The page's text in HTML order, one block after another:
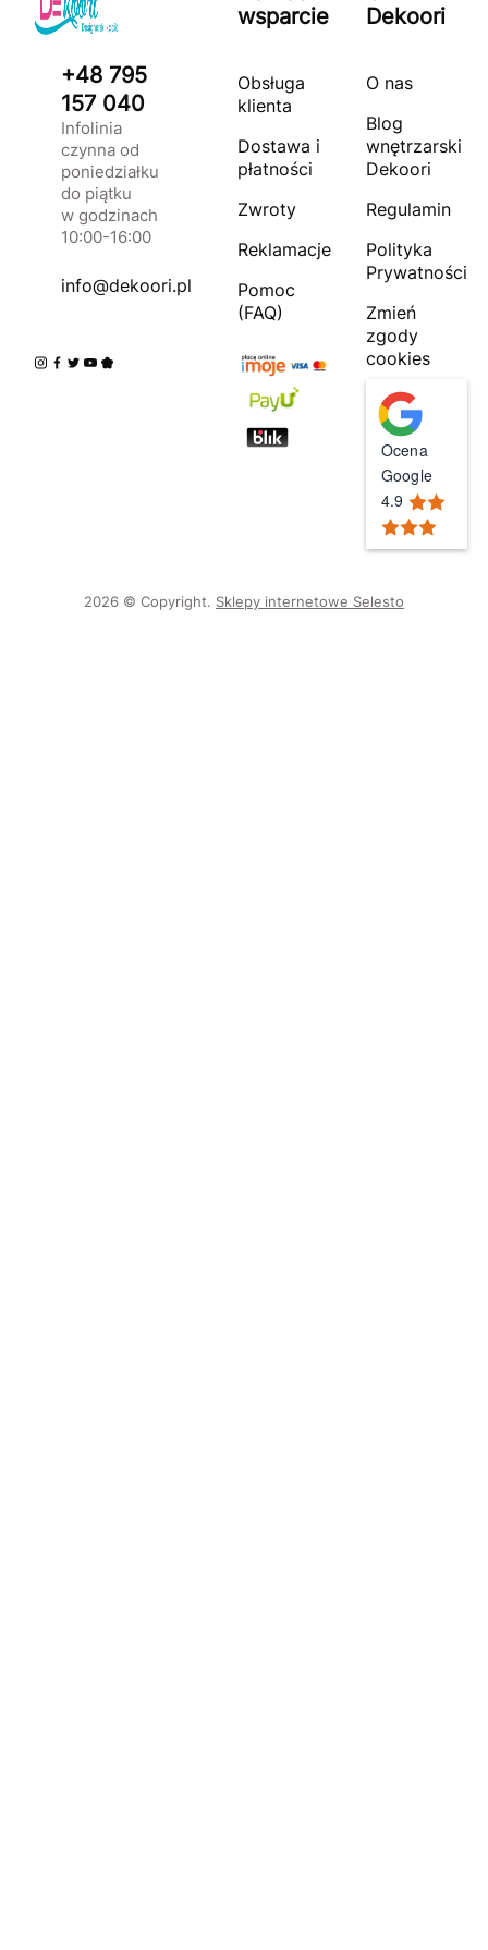
+48 795
157 040
Infolinia
czynna od
poniedziałku
do piątku
w godzinach
10:00-16:00
info@dekoori.pl
wsparcie
Obsługa
klienta
Dostawa i
płatności
Zwroty
Reklamacje
Pomoc
(FAQ)
Dekoori
O nas
Blog
wnętrzarski
Dekoori
Regulamin
Polityka
Prywatności
Zmień
zgody
cookies
Ocena
Google
4.9
2026 © Copyright. Sklepy internetowe Selesto